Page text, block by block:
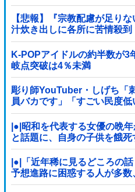
【悲報】『宗教配慮が足り
汁炊き出しに各所に苦情殺到 → へ「保健所も容認！問題
なし！」ｗｗｗｗｗｗｗｗｗ
K-POPアイドルの約半数が
岐点突破は4％未満
彫り師YouTuber・しげち「
員バカです」「すごい民度
よ、バカって」
|●|昭和を代表する女優の晩
と話題に、自身の子供を餓
た挙句……
|●|「近年稀に見るどころの
予想進路に困惑する人が多
ないんだけど……